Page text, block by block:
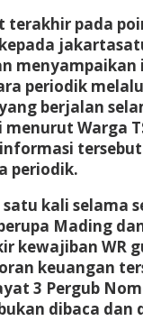
terakhir pada
periodik
berjalan
Warga
periodik.
satu kali selama
Mading
kewajiban WR
keuangan
3 Pergub
dibaca dan